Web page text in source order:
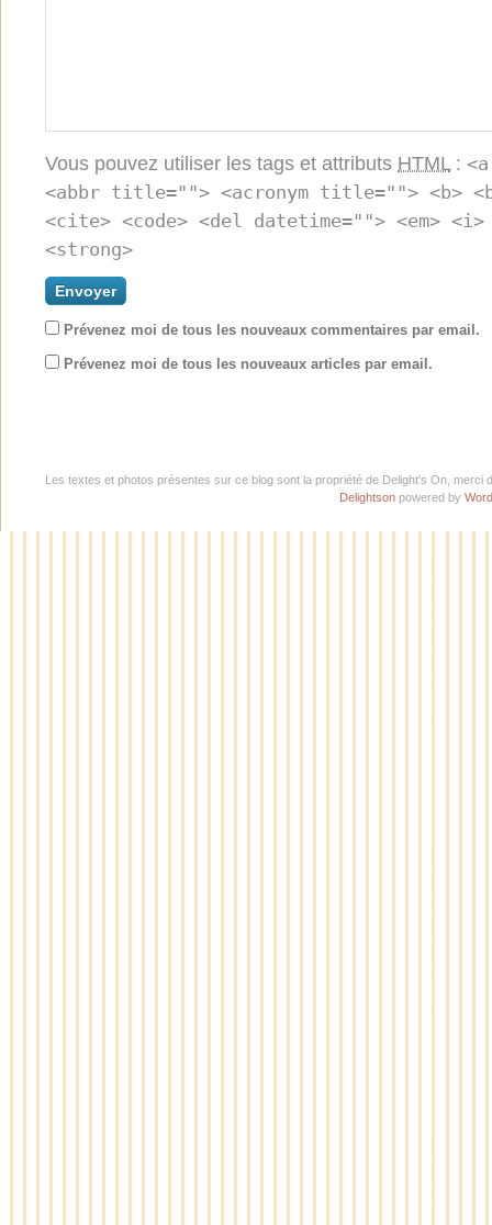
Vous pouvez utiliser les tags et attributs HTML:
<abbr title=""> <acronym title=""> <b>
<cite> <code> <del datetime=""> <em>
<strong>
Prévenez moi de tous les nouveaux commentaires par email.
Prévenez moi de tous les nouveaux articles par email.
Les textes et photos présentes sur ce blog sont la propriété de Delight's On,
Delightson powered by